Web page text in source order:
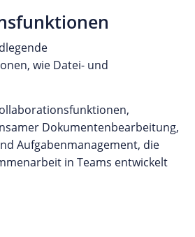
wie Datei- und
Dokumentenbearbeitung,
Aufgabenmanagement, die
in Teams entwickelt